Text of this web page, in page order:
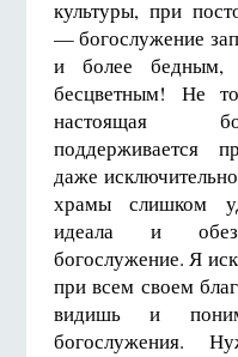
культуры, при
— богослужение
и более бедным,
бесцветным! Не
настоящая
поддерживается
даже
храмы слишком
идеала и
богослужение. Я
при всем своем
видишь и
богослужения.